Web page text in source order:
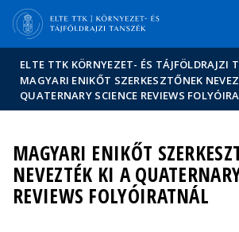
Hírek
Események
ELTE a
sajtóban
ELTE TTK KÖRNYEZET- ÉS TÁJFÖLDRAJZI
MAGYARI ENIKŐT SZERKESZTŐNEK
QUATERNARY SCIENCE REVIEWS
MAGYARI ENIKŐT
NEVEZTÉK KI A
REVIEWS FOLYÓIRATNÁL